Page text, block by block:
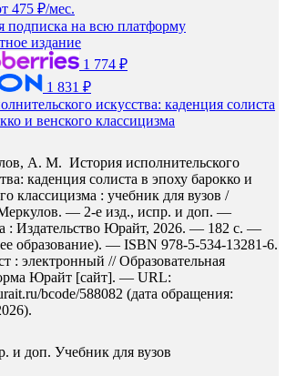
475 ₽/мес.
подписка на всю платформу
издание
1 774 ₽
1 831 ₽
искусства: каденция солиста
и венского классицизма
А. М. История исполнительского
каденция солиста в эпоху барокко и
классицизма : учебник для вузов /
— 2-е изд., испр. и доп. —
: Издательство Юрайт, 2026. — 182 с. —
образование). — ISBN 978-5-534-13281-6.
: электронный // Образовательная
Юрайт [сайт]. — URL:
bcode/588082 (дата обращения:
и доп. Учебник для вузов